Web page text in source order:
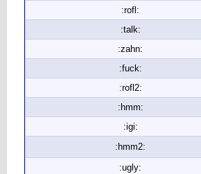
:rofl:
:talk:
:zahn:
:fuck:
:rofl2:
:hmm:
:igi:
:hmm2:
:ugly: